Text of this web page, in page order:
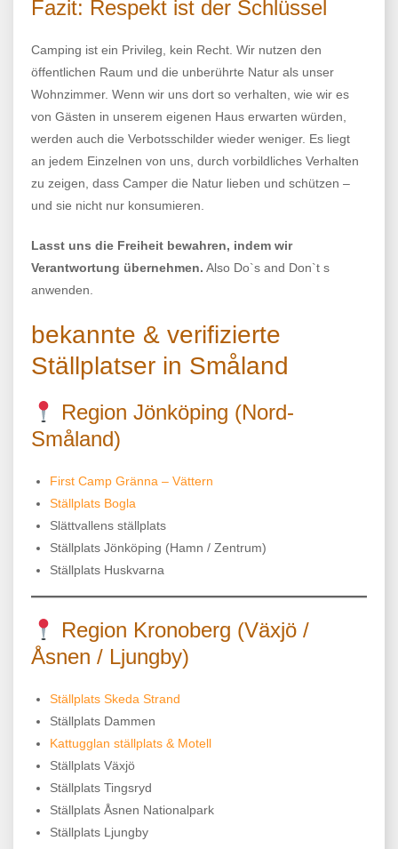
Fazit: Respekt ist der Schlüssel
Camping ist ein Privileg, kein Recht. Wir nutzen den
öffentlichen Raum und die unberührte Natur als unser
Wohnzimmer. Wenn wir uns dort so verhalten, wie wir es
von Gästen in unserem eigenen Haus erwarten würden,
werden auch die Verbotsschilder wieder weniger. Es liegt
an jedem Einzelnen von uns, durch vorbildliches Verhalten
zu zeigen, dass Camper die Natur lieben und schützen –
und sie nicht nur konsumieren.
Lasst uns die Freiheit bewahren, indem wir
Verantwortung übernehmen. Also Do`s and Don`t s
anwenden.
bekannte & verifizierte
Ställplatser in Småland
Region Jönköping (Nord-
Småland)
First Camp Gränna – Vättern
Ställplats Bogla
Slättvallens ställplats
Ställplats Jönköping (Hamn / Zentrum)
Ställplats Huskvarna
Region Kronoberg (Växjö /
Åsnen / Ljungby)
Ställplats Skeda Strand
Ställplats Dammen
Kattugglan ställplats & Motell
Ställplats Växjö
Ställplats Tingsryd
Ställplats Åsnen Nationalpark
Ställplats Ljungby